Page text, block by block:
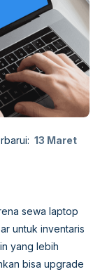
13 Maret
sewa laptop
untuk inventaris
yang lebih
bisa upgrade